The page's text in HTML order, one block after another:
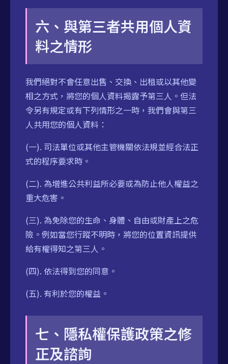
六、與第三者共用個人資
料之情形
我們絕對不會任意出售、交換、出租或以其他變
相之方式，將您的個人資料揭露予第三人。但法
令另有規定或有下列情形之一時，我們會與第三
人共用您的個人資料：
(一). 司法單位或其他主管機關依法規並經合法正
式的程序要求時。
(二). 為增進公共利益所必要或為防止他人權益之
重大危害。
(三). 為免除您的生命、身體、自由或財產上之危
險。例如當您行蹤不明時，將您的位置資訊提供
給有權得知之第三人。
(四). 依法得到您的同意。
(五). 有利於您的權益。
七、隱私權保護政策之修
正及諮詢